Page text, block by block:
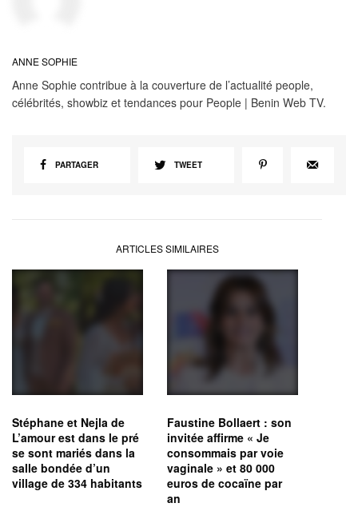
ANNE SOPHIE
Anne Sophie contribue à la couverture de l’actualité people,
célébrités, showbiz et tendances pour People | Benin Web TV.
PARTAGER TWEET
ARTICLES SIMILAIRES
Stéphane et Nejla de
L’amour est dans le pré
se sont mariés dans la
salle bondée d’un
village de 334 habitants
Faustine Bollaert : son
invitée affirme « Je
consommais par voie
vaginale » et 80 000
euros de cocaïne par
an